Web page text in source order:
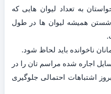
به تعداد لیوان هایی که
همیشه لیوان ها در طول
ناخوانده باید لحاظ شود.
اجاره شده مراسم تان را در
اشتباهات احتمالی جلوگیری